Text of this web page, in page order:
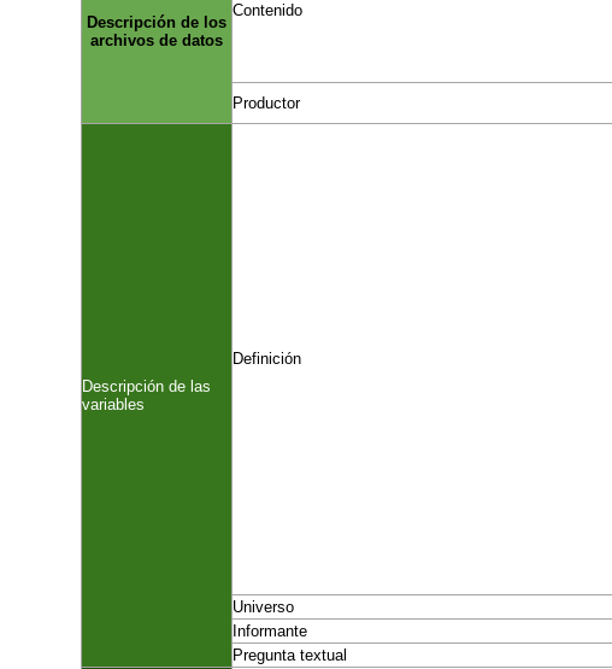
Descripción de los
archivos de datos
Contenido
Productor
Descripción de las
variables
Definición
Universo
Informante
Pregunta textual